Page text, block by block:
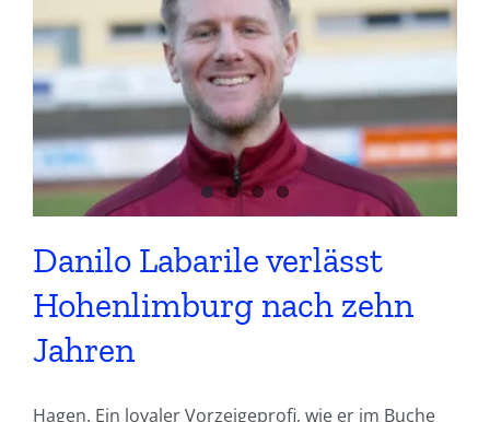
Danilo Labarile verlässt
Hohenlimburg nach zehn
Jahren
Hagen. Ein loyaler Vorzeigeprofi, wie er im Buche